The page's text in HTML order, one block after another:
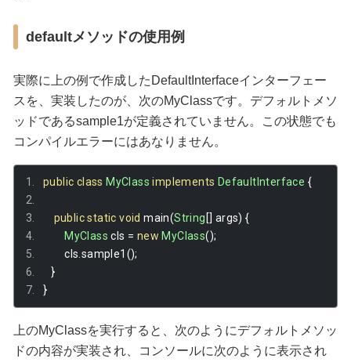
defaultメソッドの使用例
実際に上の例で作成したDefaultInterfaceインターフェー
スを、実装したのが、次のMyClassです。デフォルトメソ
ッドであるsample1が定義されていません。この状態でも
コンパイルエラーにはあなりません。
public class MyClass implements DefaultInterface {
public static void main(String [] args) {
MyClass cls = new MyClass();
        cls
sample1 ();
}
}
上のMyClassを実行すると、次のようにデフォルトメソッ
ドの内容が実装され、コンソールに次のように表示され